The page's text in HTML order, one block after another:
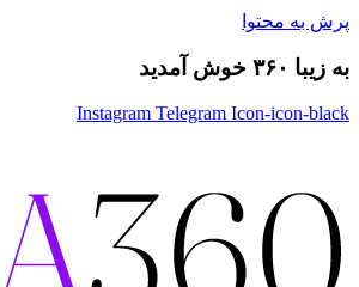
پرش به محتوا
به زیبا ۳۶۰ خوش آمدید
Instagram Telegram Icon-icon-black